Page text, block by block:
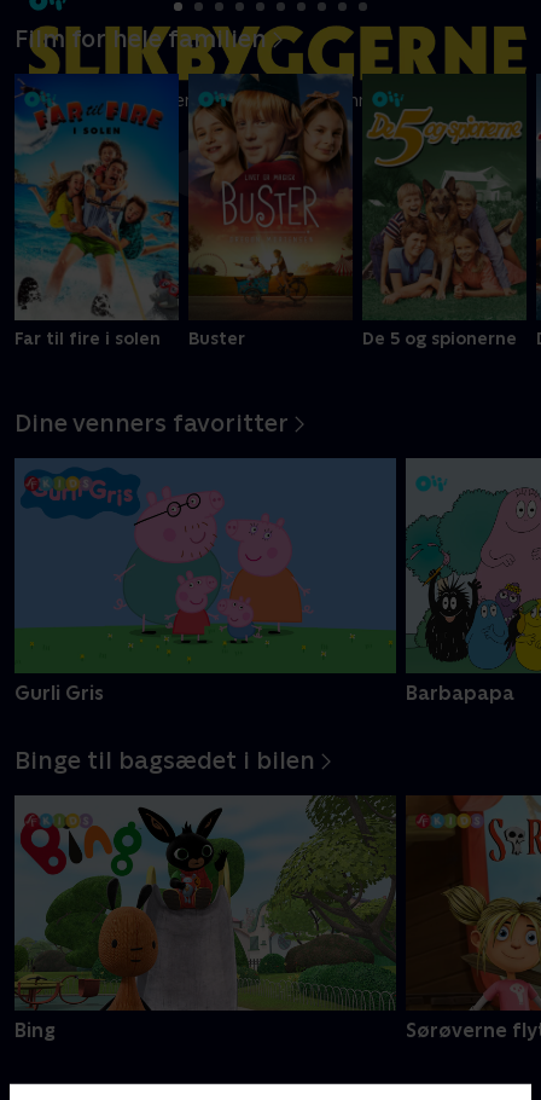
Ni kreative børn kæmper om at blive Danmarks vildeste
slikbygger
Mere info
Film for hele familien
Far til fire i solen Buster De 5 og spionerne
Dine venners favoritter
Gurli Gris Barbapapa
Binge til bagsædet i bilen
Bing Sørøverne